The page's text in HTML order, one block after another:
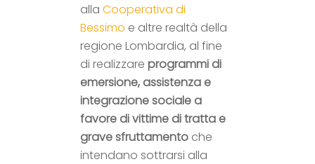
allaCooperativa di
Bessimo e altre realtà della
regione Lombardia, al fine
di realizzareprogrammi di
emersione, assistenza e
integrazione sociale a
favore di vittime di tratta e
grave sfruttamento che
intendano sottrarsi alla